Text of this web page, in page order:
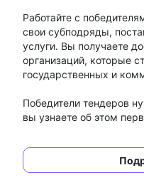
Работайте с
свои субподряды,
услуги. Вы получаете
организаций, которые
государственных и
Победители тендеров
вы узнаете об этом